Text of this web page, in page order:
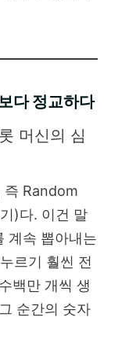
다 정교하다
머신의 심
즉 Random
)다. 이건 말
계속 뽑아내는
르기 훨씬 전
백만 개씩 생
순간의 숫자